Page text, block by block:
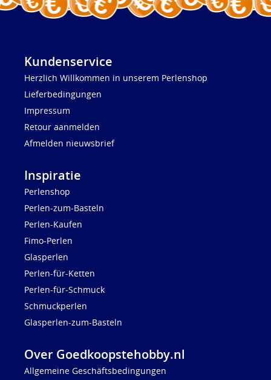
Kundenservice
Herzlich Willkommen in unserem Perlenshop
Lieferbedingungen
Impressum
Retour aanmelden
Afmelden nieuwsbrief
Inspiratie
Perlenshop
Perlen-zum-Basteln
Perlen-Kaufen
Fimo-Perlen
Glasperlen
Perlen-für-Ketten
Perlen-für-Schmuck
Schmuckperlen
Glasperlen-zum-Basteln
Over Goedkoopstehobby.nl
Allgemeine Geschäftsbedingungen